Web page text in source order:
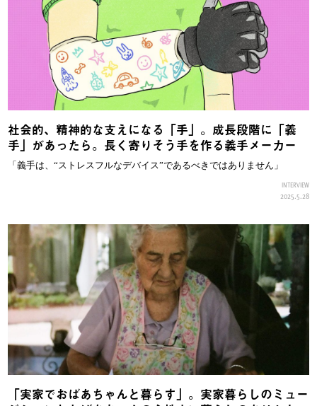
社会的、精神的な支えになる「手」。成長段階に「義
手」があったら。長く寄りそう手を作る義手メーカー
「義手は、“ストレスフルなデバイス”であるべきではありません」
INTERVIEW
2025.5.28
「実家でおばあちゃんと暮らす」。実家暮らしのミュー